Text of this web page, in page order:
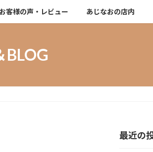
お客様の声・レビュー あじなおの店内
BLOG
最近の